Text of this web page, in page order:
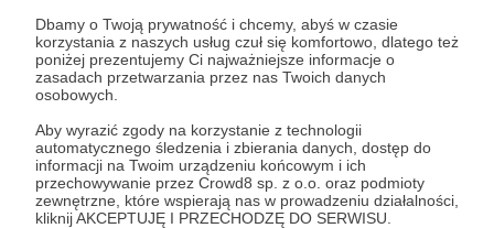
Dbamy o Twoją prywatność i chcemy, abyś w czasie
korzystania z naszych usług czuł się komfortowo, dlatego też
poniżej prezentujemy Ci najważniejsze informacje o
zasadach przetwarzania przez nas Twoich danych
osobowych.
Aby wyrazić zgody na korzystanie z technologii
automatycznego śledzenia i zbierania danych, dostęp do
informacji na Twoim urządzeniu końcowym i ich
przechowywanie przez Crowd8 sp. z o.o. oraz podmioty
zewnętrzne, które wspierają nas w prowadzeniu działalności,
kliknij AKCEPTUJĘ I PRZECHODZĘ DO SERWISU.